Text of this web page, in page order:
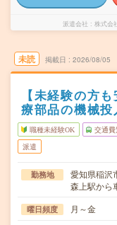
派遣会社 株式会
未読 掲載日 2026/08/05
【未経験の方
療部品の機械
職種未経験OK 交通費
派遣
勤務地
愛知県稲沢
森上駅から
曜日頻度 月～金